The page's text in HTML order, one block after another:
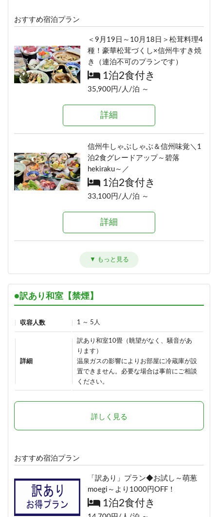
【早割30】30日前の予約で、通常
価格より500円OFF♪＜お日にち限
定＞
1泊2食付き
18,400円/人/泊 ～
詳細
選べる！地酒三種飲みくらべ【利
き酒セット付き】1泊2食プラン
1泊2食付き
19,900円/人/泊 ～
詳細
≪1泊朝食付きプラン≫自由気まま
にレイトチェックインOK♪
朝食のみ
≪素泊りプラン≫23時までチェッ
クインOK！
13,000円/人/泊 ～
詳細
ボリューム満点！変な肉プラン“肉
肉魚！？好きな料理を選べる”（連
泊不可のプランです）
1泊2食付き
詳細
信州の恵み！旨味たっぷりきのこ
料理《熊の湯信州茸づくしプラ
ン》
1泊2食付き
詳細
泊まれる ≪1泊2食ＥＣＯプラン≫
1泊2食付き
16,900円/人/泊 ～
【早割60】60日前の予約で、通常
価格より1,000円OFF♪＜お日にち
限定＞
1泊2食付き
詳細
定＞
1泊2食付き
17,400円/人/泊 ～
おすすめ宿泊プラン
＜9月19日～10月18日＞松茸料理4
種！豪華松茸づくし×信州牛すき焼
き（連泊不可のプランです）
1泊2食付き
35,900円/人/泊 ～
詳細
信州牛しゃぶしゃぶ＆信州味覚＼1
泊2食グレードアップ～碧落
hekiraku～／
1泊2食付き
33,100円/人/泊 ～
詳細
≫（連泊不可のプランです）
37,290円/人/泊 ～
1日1組限定＼ロイヤルルーム／４
つの特典付き特別室プラン
1泊2食付き
●訳あり和室【禁煙】
収容人数 1 ～ 5人
詳細
訳あり和室10畳（眺望がなく、騒音があ
ります）
温泉ガスの影響によりお部屋に冷蔵庫が設
置できません。必要な場合は事前にご相談
ください。
詳しく見る
おすすめ宿泊プラン
「訳あり」プラン◆お試し～萌葱
moegi～より1000円OFF！
1泊2食付き